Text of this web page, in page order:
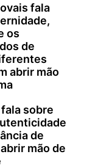
fala
os
de
abrir mão
sobre
de
mão de